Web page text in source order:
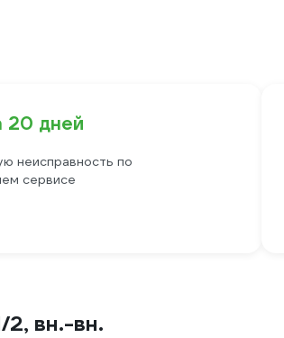
20 дней
неисправность по
сервисе
вн.-вн.